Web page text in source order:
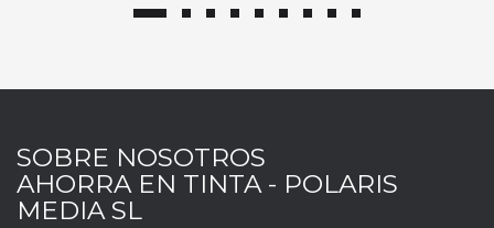
SOBRE NOSOTROS
AHORRA EN TINTA - POLARIS
MEDIA SL